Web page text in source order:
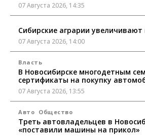
07 Августа 2026, 14:35
Сибирские аграрии
07 Августа 2026, 14:00
Власть
В Новосибирске многодетным
сертификаты на покупку
07 Августа 2026, 13:55
Авто Общество
Треть автовладельцев в
«поставили машины на прикол»